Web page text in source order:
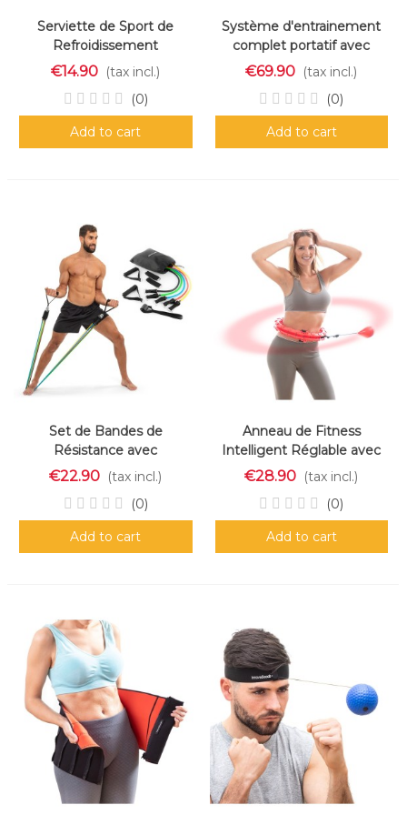
Serviette de Sport de
Refroidissement
Instantané Effet Glace
InnovaGoods
€14.90 (tax incl.)
(0)
Add to cart
Système d'entrainement
complet portatif avec
guide d'exercices Gympak
Max InnovaGoods
€69.90 (tax incl.)
(0)
Add to cart
Set de Bandes de
Résistance avec
Accessoires et Guide d
´Entraînement Rebainer
InnovaGoods 5 Unités
€22.90 (tax incl.)
(0)
Add to cart
Anneau de Fitness
Intelligent Réglable avec
Poids Fittehoop
InnovaGoods
€28.90 (tax incl.)
(0)
Add to cart